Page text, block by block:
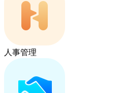
人事管理